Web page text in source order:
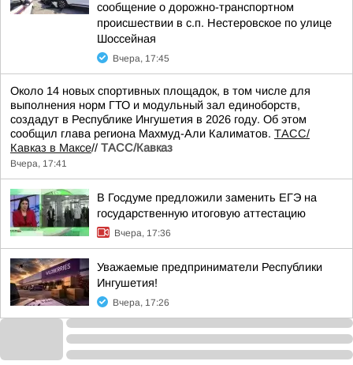
сообщение о дорожно-транспортном
происшествии в с.п. Нестеровское по улице
Шоссейная
Вчера, 17:45
Около 14 новых спортивных площадок, в том числе для
выполнения норм ГТО и модульный зал единоборств,
создадут в Республике Ингушетия в 2026 году. Об этом
сообщил глава региона Махмуд-Али Калиматов. ТАСС/
Кавказ в Максе// ТАСС/Кавказ
Вчера, 17:41
В Госдуме предложили заменить ЕГЭ на
государственную итоговую аттестацию
Вчера, 17:36
Уважаемые предприниматели Республики
Ингушетия!
Вчера, 17:26